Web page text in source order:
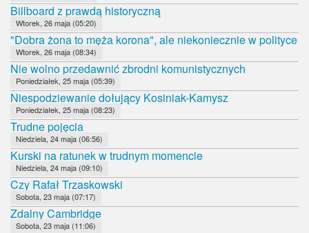
Billboard z prawdą historyczną
Wtorek, 26 maja (05:20)
"Dobra żona to męża korona", ale niekoniecznie w polityce
Wtorek, 26 maja (08:34)
Nie wolno przedawnić zbrodni komunistycznych
Poniedziałek, 25 maja (05:39)
Niespodziewanie dołujący Kosiniak-Kamysz
Poniedziałek, 25 maja (08:23)
Trudne pojęcia
Niedziela, 24 maja (06:56)
Kurski na ratunek w trudnym momencie
Niedziela, 24 maja (09:10)
Czy Rafał Trzaskowski
Sobota, 23 maja (07:17)
Zdalny Cambridge
Sobota, 23 maja (11:06)